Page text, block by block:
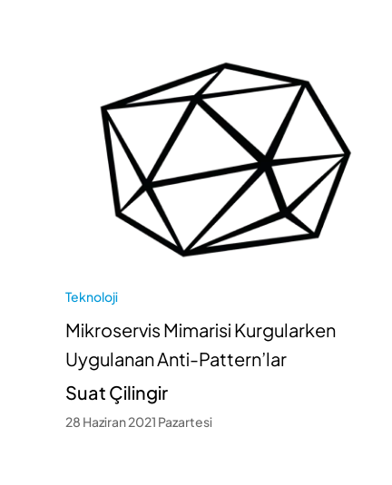
Teknoloji
Mikroservis Mimarisi Kurgularken
Uygulanan Anti-Pattern’lar
Suat Çilingir
28 Haziran 2021 Pazartesi